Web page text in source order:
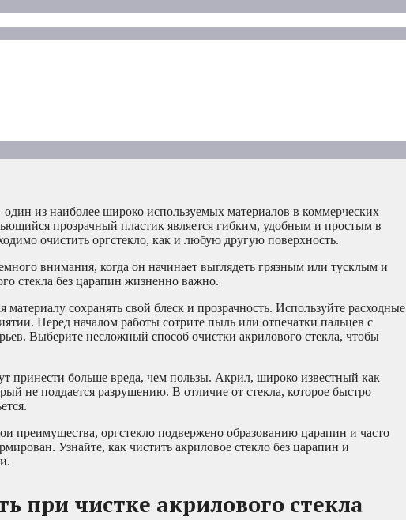
из наиболее широко используемых материалов в коммерческих
прозрачный пластик является гибким, удобным и простым в
очистить оргстекло, как и любую другую поверхность.
внимания, когда он начинает выглядеть грязным или тусклым и
стекла без царапин жизненно важно.
сохранять свой блеск и прозрачность. Используйте расходные
Перед началом работы сотрите пыль или отпечатки пальцев с
Выберите несложный способ очистки акрилового стекла, чтобы
принести больше вреда, чем пользы. Акрил, широко известный как
не поддается разрушению. В отличие от стекла, которое быстро
преимущества, оргстекло подвержено образованию царапин и часто
Узнайте, как чистить акриловое стекло без царапин и
при чистке акрилового стекла